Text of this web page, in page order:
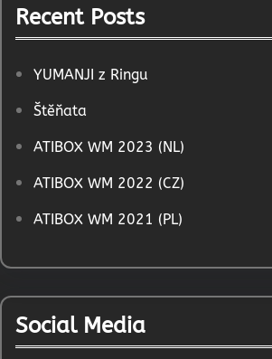
Recent Posts
YUMANJI z Ringu
Štěňata
ATIBOX WM 2023 (NL)
ATIBOX WM 2022 (CZ)
ATIBOX WM 2021 (PL)
Social Media